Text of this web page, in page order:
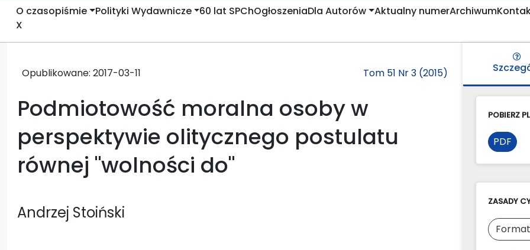
O czasopiśmie Polityki Wydawnicze 60 lat SPChOgłoszeniaDla Autorów Aktualny numerArchiwum
X
Opublikowane: 2017-03-11 Tom 51 Nr 3 (2015)
Podmiotowość moralna osoby w
perspektywie olitycznego postulatu
równej "wolności do"
Andrzej Stoiński
POBIERZ
PDF
ZASADY